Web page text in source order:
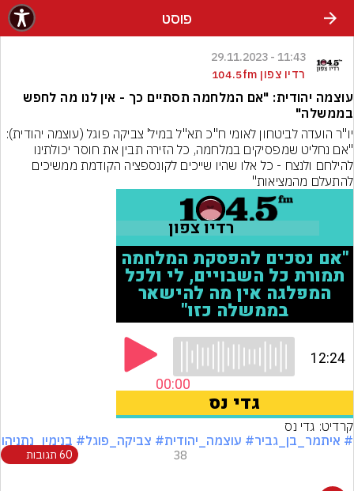
פוסט
11:43 - 29.11.2023
רדיו צפון 104.5fm
עוצמה יהודית: "אם המלחמה תסתיים כך - אין לנו מה לחפש
בממשלה"
להתעלם מהמציאות"
קרדיט: גדי נס
# איתמר_בן_גביר# עוצמה_יהודית# צביקה_פוגל# בנימין_נתניהו
38 60 תגובות